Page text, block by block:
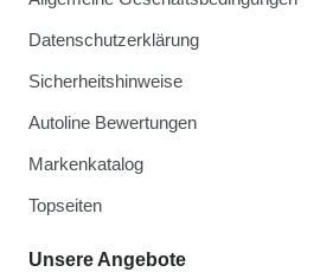
Datenschutzerklärung
Sicherheitshinweise
Autoline Bewertungen
Markenkatalog
Topseiten
Unsere Angebote